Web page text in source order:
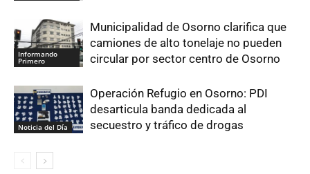
Informando
Primero
Municipalidad de Osorno clarifica que
camiones de alto tonelaje no pueden
circular por sector centro de Osorno
Noticia del Día
Operación Refugio en Osorno: PDI
desarticula banda dedicada al
secuestro y tráfico de drogas